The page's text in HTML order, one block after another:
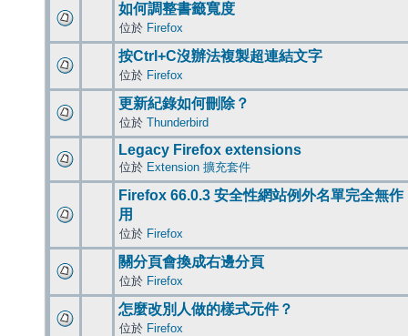
如何調整書籤寬度
位於 Firefox
按Ctrl+C沒辦法複製超連結文字
位於 Firefox
更新紀錄如何刪除？
位於 Thunderbird
Legacy Firefox extensions
位於 Extension 擴充套件
Firefox 66.0.3 安全性網站例外名單完全無作
用
位於 Firefox
關分頁會換成右邊分頁
位於 Firefox
怎麼改別人做的樣式元件？
位於 Firefox